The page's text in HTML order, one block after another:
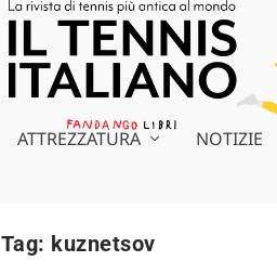
ATTREZZATURA NOTIZIE
Tag: kuznetsov